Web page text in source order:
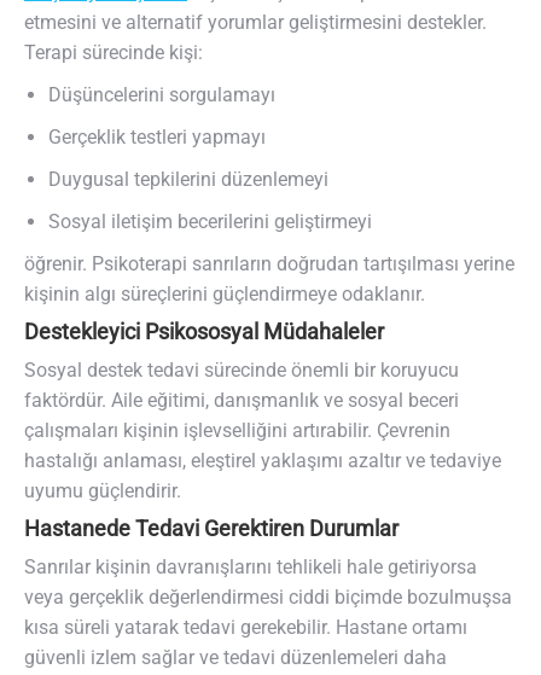
etmesini ve alternatif yorumlar geliştirmesini destekler.
Terapi sürecinde kişi:
Düşüncelerini sorgulamayı
Gerçeklik testleri yapmayı
Duygusal tepkilerini düzenlemeyi
Sosyal iletişim becerilerini geliştirmeyi
öğrenir. Psikoterapi sanrıların doğrudan tartışılması yerine
kişinin algı süreçlerini güçlendirmeye odaklanır.
Destekleyici Psikososyal Müdahaleler
Sosyal destek tedavi sürecinde önemli bir koruyucu
faktördür. Aile eğitimi, danışmanlık ve sosyal beceri
çalışmaları kişinin işlevselliğini artırabilir. Çevrenin
hastalığı anlaması, eleştirel yaklaşımı azaltır ve tedaviye
uyumu güçlendirir.
Hastanede Tedavi Gerektiren Durumlar
Sanrılar kişinin davranışlarını tehlikeli hale getiriyorsa
veya gerçeklik değerlendirmesi ciddi biçimde bozulmuşsa
kısa süreli yatarak tedavi gerekebilir. Hastane ortamı
güvenli izlem sağlar ve tedavi düzenlemeleri daha